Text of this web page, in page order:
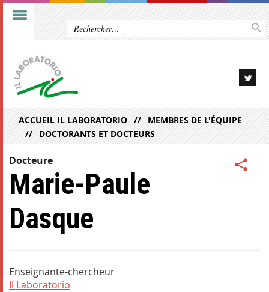
ACCUEIL IL LABORATORIO
MEMBRES DE L'ÉQUIPE
DOCTORANTS ET DOCTEURS
Docteure
Marie-Paule
Dasque
Enseignante-chercheur
Il Laboratorio